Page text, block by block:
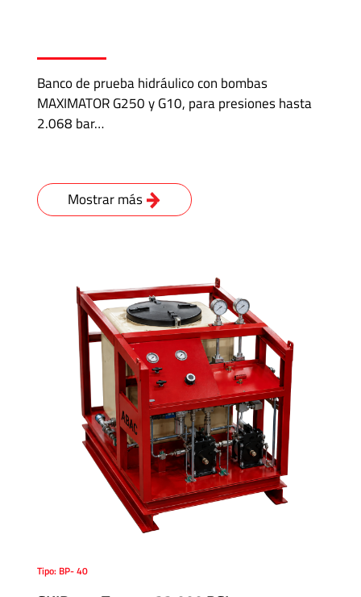
Banco de prueba hidráulico con bombas
MAXIMATOR G250 y G10, para presiones hasta
2.068 bar…
Mostrar más
Tipo: BP- 40